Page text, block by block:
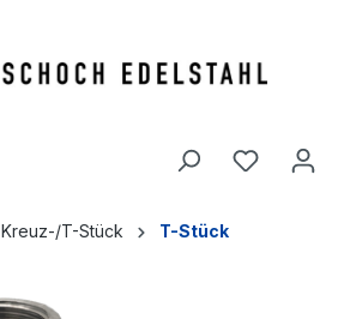
Kreuz-/T-Stück T-Stück